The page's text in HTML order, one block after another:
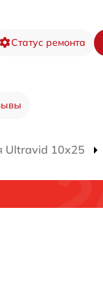
Статус ремонта
Ultravid 10x25